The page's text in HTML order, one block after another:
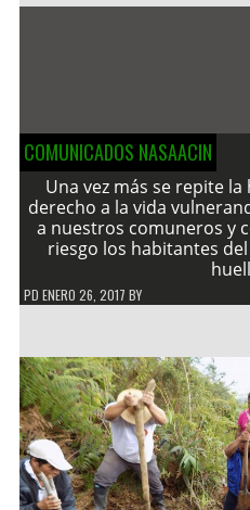
COMUNICADOS NASAACIN
Una vez más se repite
derecho a la vida
a nuestros comuneros y
riesgo los habitantes
PD ENERO 26, 2017 BY